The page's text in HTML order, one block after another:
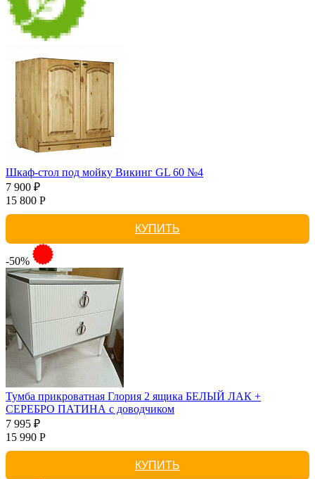
Шкаф-стол под мойку Викинг GL 60 №4
7 900 ₽
15 800 Р
КУПИТЬ
-50%
Тумба прикроватная Глория 2 ящика БЕЛЫЙ ЛАК +
СЕРЕБРО ПАТИНА с доводчиком
7 995 ₽
15 990 Р
КУПИТЬ